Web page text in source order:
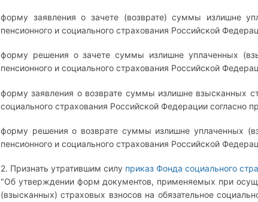
форму заявления о зачете (возврате) суммы излишне
пенсионного и социального страхования Российской
форму решения о зачете суммы излишне уплаченных
пенсионного и социального страхования Российской
форму заявления о возврате суммы излишне взысканных
социального страхования Российской Федерации согласно
форму решения о возврате суммы излишне уплаченных
пенсионного и социального страхования Российской
2. Признать утратившим силу приказ Фонда социального
"Об утверждении форм документов, применяемых при
(взысканных) страховых взносов на обязательное